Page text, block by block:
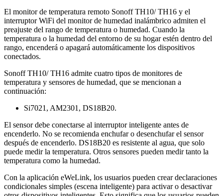
El monitor de temperatura remoto Sonoff TH10/ TH16 y el
interruptor WiFi del monitor de humedad inalámbrico admiten el
preajuste del rango de temperatura o humedad. Cuando la
temperatura o la humedad del entorno de su hogar estén dentro del
rango, encenderá o apagará automáticamente los dispositivos
conectados.
Sonoff TH10/ TH16 admite cuatro tipos de monitores de
temperatura y sensores de humedad, que se mencionan a
continuación:
Si7021, AM2301, DS18B20.
El sensor debe conectarse al interruptor inteligente antes de
encenderlo. No se recomienda enchufar o desenchufar el sensor
después de encenderlo. DS18B20 es resistente al agua, que solo
puede medir la temperatura. Otros sensores pueden medir tanto la
temperatura como la humedad.
Con la aplicación eWeLink, los usuarios pueden crear declaraciones
condicionales simples (escena inteligente) para activar o desactivar